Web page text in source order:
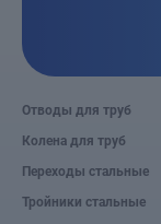
Отводы для труб
Колена для труб
Переходы стальные
Тройники стальные